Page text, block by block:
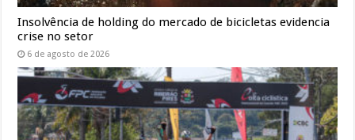
Insolvência de holding do mercado de bicicletas evidencia
crise no setor
6 de agosto de 2026